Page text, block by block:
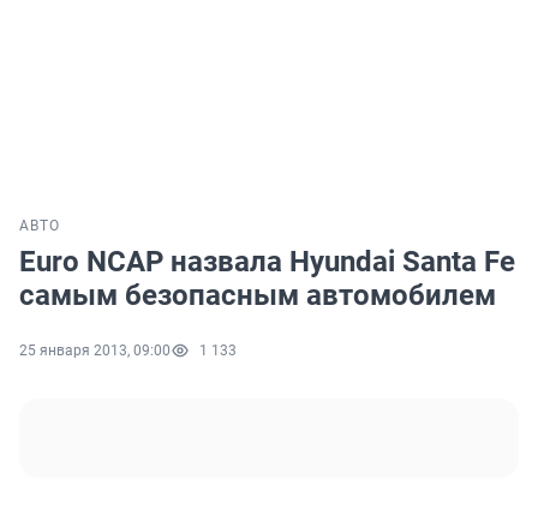
АВТО
Euro NCAP назвала Hyundai Santa Fe
самым безопасным автомобилем
25 января 2013, 09:00 1 133